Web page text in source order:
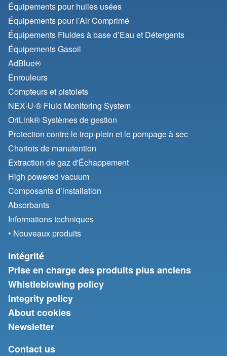
Équipements pour huiles usées
Équipements pour l’Air Comprimé
Équipements Fluides à base d’Eau et Détergents
Équipements Gasoil
AdBlue®
Enrouleurs
Compteurs et pistolets
NEX·U·® Fluid Monitoring System
OriLink® Systèmes de gestion
Protection contre le trop-plein et le pompage à sec
Chariots de manutention
Extraction de gaz d'Échappement
High powered vacuum
Composants d’installation
Absorbants
Informations techniques
• Nouveaux produits
Intégrité
Prise en charge des produits plus anciens
Whistleblowing policy
Integrity policy
About cookies
Newsletter
Contact us